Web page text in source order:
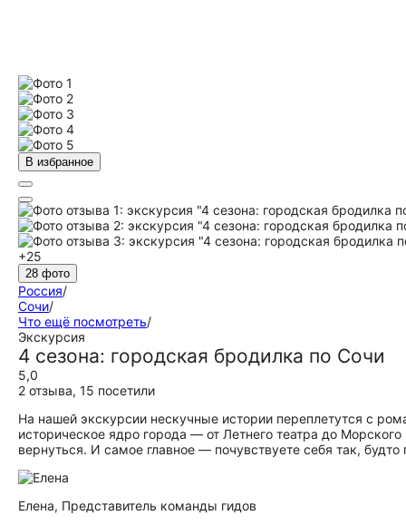
В избранное
+25
28 фото
Россия/
Сочи/
Что ещё посмотреть/
Экскурсия
4 сезона: городская бродилка по Сочи
5,0
2 отзыва, 15 посетили
На нашей экскурсии нескучные истории переплетутся с
историческое ядро города — от Летнего театра до
вернуться. И самое главное — почувствуете себя так,
Елена, Представитель команды гидов